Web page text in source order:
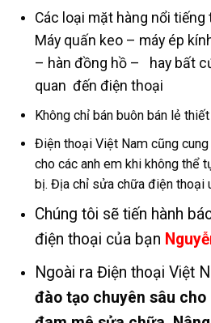
Các loại mặt hàng nổi
Máy quấn keo – máy ép
– hàn đồng hồ – hay bất
quan đến điện thoại
Không chỉ bán buôn bán lẻ
Điện thoại Việt Nam cũng
cho các anh em khi không thể
bị. Địa chỉ sửa chữa điện thoại
Chúng tôi sẽ tiến hành
điện thoại của bạn
Ngoài ra Điện thoại Việt
đào tạo chuyên sâu